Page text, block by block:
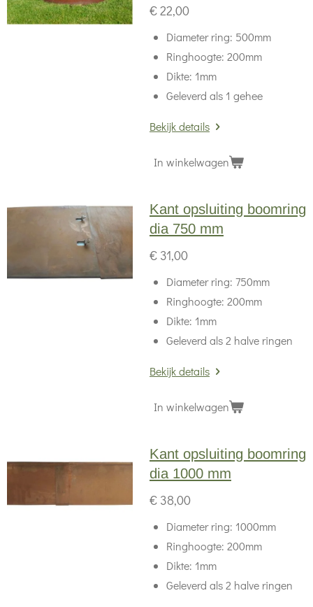
€ 22,00
Diameter ring: 500mm
Ringhoogte: 200mm
Dikte: 1mm
Geleverd als 1 gehee
Bekijk details
In winkelwagen
Kant opsluiting boomring
dia 750 mm
€ 31,00
Diameter ring: 750mm
Ringhoogte: 200mm
Dikte: 1mm
Geleverd als 2 halve ringen
Bekijk details
In winkelwagen
Kant opsluiting boomring
dia 1000 mm
€ 38,00
Diameter ring: 1000mm
Ringhoogte: 200mm
Dikte: 1mm
Geleverd als 2 halve ringen